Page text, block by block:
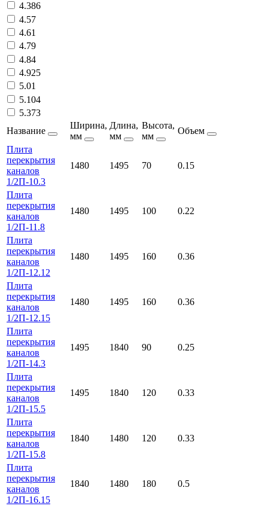
4.386
4.57
4.61
4.79
4.84
4.925
5.01
5.104
5.373
Название
Ширина,
мм
Длина,
мм
Высота,
мм
Объем
Плита
перекрытия
каналов
1/2П-10.3
1480 1495 70 0.15
Плита
перекрытия
каналов
1/2П-11.8
1480 1495 100 0.22
Плита
перекрытия
каналов
1/2П-12.12
1480 1495 160 0.36
Плита
перекрытия
каналов
1/2П-12.15
1480 1495 160 0.36
Плита
перекрытия
каналов
1/2П-14.3
1495 1840 90 0.25
Плита
перекрытия
каналов
1/2П-15.5
1495 1840 120 0.33
Плита
перекрытия
каналов
1/2П-15.8
1840 1480 120 0.33
Плита
перекрытия
каналов
1/2П-16.15
1840 1480 180 0.5